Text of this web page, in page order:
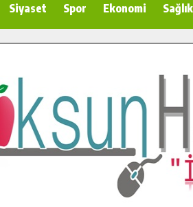
Kampında Yeni Medya ve
Karakaya’dan Başkan Cüce’ye
Sona Doğru.
Siyaset Spor Ekonomi Sağlık